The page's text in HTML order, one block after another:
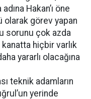
Hakan’ı öne
olarak görev yapan
sorunu çok azda
hiçbir varlık
yararlı olacağına
teknik adamların
yerinde